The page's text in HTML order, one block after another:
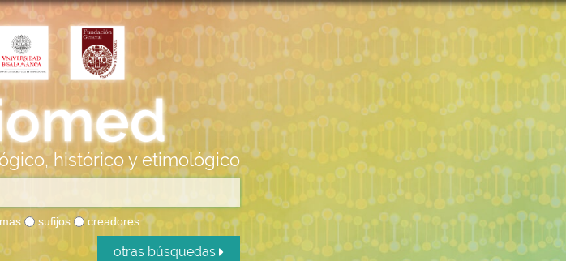
histórico y etimológico
sufijos creadores
otras búsquedas